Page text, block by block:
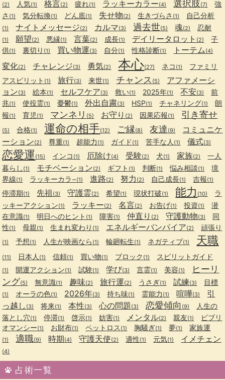
(2) 人気(1) 格言(2) 疲れ(1) ラッキーカラー(4) 選択肢(7)
強
さ (1) 気分転換(1) どん底(1) 失せ物(2) 生きづらさ (1) 自己分析
(1) ナイトメッセージ(2) カルマ(3) 過去世(5) 魂(2) 忍耐
(1) 願望(2) 悪縁(1) 言葉(2) 成長(1) デイリータロット (2)
子
供(1) 裏切り (1) 買い物運(3) 自分(1) 性格診断(1) トーテム(4)
変化(2) チャレンジ(3) 勇気(2) 本心(27) ネコ (1)
ファミリ
アスピリット (1) 旅行(3) 来世(1) チャンス (5)
アファメーシ
ョン(3) 絵本(1) セルフケア(3) 救い(1) 2025年(1) 不安(3)
前
兆(1) 使役霊(1) 憂鬱(1) 外出自粛(3) HSP(1) チャネリング(1)
朗
報(1) 育児 (1) マンネリ (5) お守り (2) 因果応報(1) 引き寄せ
(5) 合格(1) 運命の相手(12) ご縁(8) 友達 (9)
コミュニケ
ーション(2) 尊重(1) 超能力 (1) ガイド (1) 苦手な人 (1) 儀式(3)
恋愛運 (15) インコ (1) 厄除け(4) 受験(2) 犬(1) 家族(2)
一人
暮らし (1) モチベーション(2) ギフト (1) 判断(1) 悩み相談(1)
境
界線(1) ラッキーカラ−(1) 進路(2) 努力 (2) 自己成長(1) 吉報(1)
停滞期(1) 先祖 (3) 守護霊(2) 希望(1) 現状打破(1) 能力 (10)
ラ
ッキーアクション(1) ラッキー(2) 名言(2) お告げ(1) 投資(1)
潜
在意識(1) 明日へのヒント (1) 障害(1) 仲直り (2) 守護動物(3)
同
性(1) 母親(1) 生まれ変わり (1) エネルギーバンパイア(2) 頑張り
(1) 予想(1) 人生が映画なら (1) 輪廻転生(1) ネガティブ(1) 天職
(11) 日本人 (1) 信頼(1) 買い物(1) ブロック (1) スピリットガイド
(1) 開運アクション(1) 試験(1) 学び(3) 言霊(1) 美容(1)
ヒーリ
ング(5) 無意識(1) 趣味(2) 旅行運(2) うさぎ(1) 試練(3) 目標
(1) オーラの色(1) 2026年(3) 持ち味(1) 霊能力 (1) 喧嘩(3)
引
っ越し (3) 将来(1) 本性(3) 心の問題(3) 恋愛傾向 (9)
人生の
落とし穴(1) 停滞(1) 啓示(1) 妨害(1) メンタル(2) 親友(1)
ビブリ
オマンシー(1) お財布(1) ペットロス (1) 胸騒ぎ(1) 夢(1) 家族運
(1) 適職(9) 時期(4) 守護天使(2) 適性(1) 元気(1) イメチェン
(4)
占術一覧